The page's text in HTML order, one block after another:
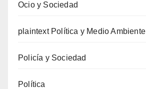
Ocio y Sociedad
plaintext Política y Medio Ambiente
Policía y Sociedad
Política